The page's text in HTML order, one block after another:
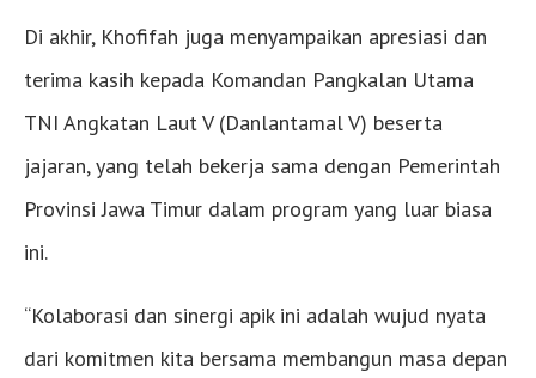
Di akhir, Khofifah juga menyampaikan apresiasi dan
terima kasih kepada Komandan Pangkalan Utama
TNI Angkatan Laut V (Danlantamal V) beserta
jajaran, yang telah bekerja sama dengan Pemerintah
Provinsi Jawa Timur dalam program yang luar biasa
ini.
“Kolaborasi dan sinergi apik ini adalah wujud nyata
dari komitmen kita bersama membangun masa depan